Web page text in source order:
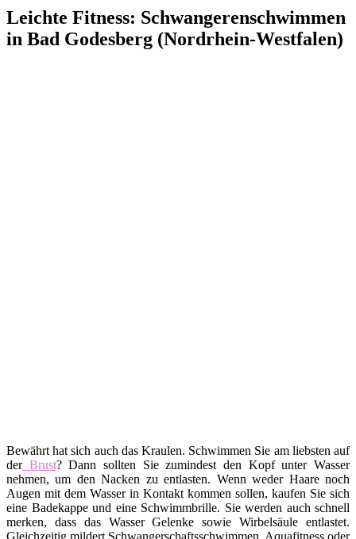
Leichte Fitness: Schwangerenschwimmen
in Bad Godesberg (Nordrhein-Westfalen)
Bewährt hat sich auch das Kraulen. Schwimmen Sie am liebsten auf
derBrust? Dann sollten Sie zumindest den Kopf unter Wasser
nehmen, um den Nacken zu entlasten. Wenn weder Haare noch
Augen mit dem Wasser in Kontakt kommen sollen, kaufen Sie sich
eine Badekappe und eine Schwimmbrille. Sie werden auch schnell
merken, dass das Wasser Gelenke sowie Wirbelsäule entlastet.
Gleichzeitig mildert Schwangerschaftsschwimmen, Aquafitness oder